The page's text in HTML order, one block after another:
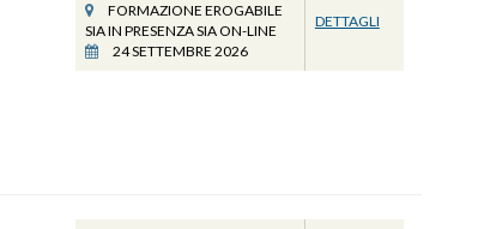
FORMAZIONE EROGABILE
SIA IN PRESENZA SIA ON-LINE
24 SETTEMBRE 2026
DETTAGLI